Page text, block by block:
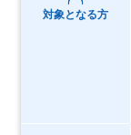
対象となる方